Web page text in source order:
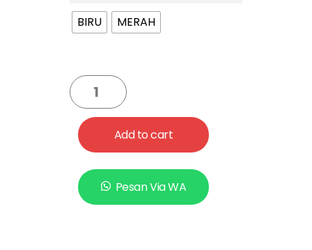
BIRU MERAH
Add to cart
Pesan Via WA